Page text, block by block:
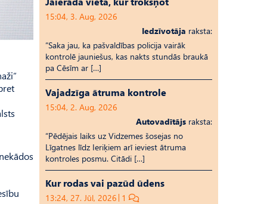
15:04, 3. Aug, 2026
Iedzīvotāja raksta:
“Saka jau, ka pašvaldības policija vairāk
kontrolē jauniešus, kas nakts stundās braukā
pa Cēsīm ar […]
Vajadzīga ātruma kontrole
15:04, 2. Aug, 2026
Autovadītājs raksta:
“Pēdējais laiks uz Vid­ze­mes šosejas no
Līgatnes līdz Ieriķiem arī ieviest ātruma
kontroles posmu. Citādi […]
Kur rodas vai pazūd ūdens
13:24, 27. Jūl, 2026 1